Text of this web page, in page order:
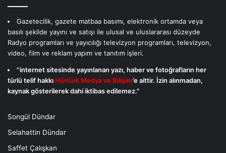
Gazetecilik, gazete matbaa basımı, elektronik ortamda veya
basılı şekilde yayını ve satışı ile ulusal ve uluslararası düzeyde
Radyo programları ve yayıcılığı televizyon programları, televizyon,
video, film ve reklam yapım ve tanıtım işleri.
''internet sitesinde yayınlanan yazı, haber ve fotoğrafların her
türlü telif hakkı Hürtürk Medya ve Bilişim’e aittir. İzin alınmadan,
kaynak gösterilerek dahi iktibas edilemez."
Songül Dündar
Selahattin Dündar
Saffet Çalışkan